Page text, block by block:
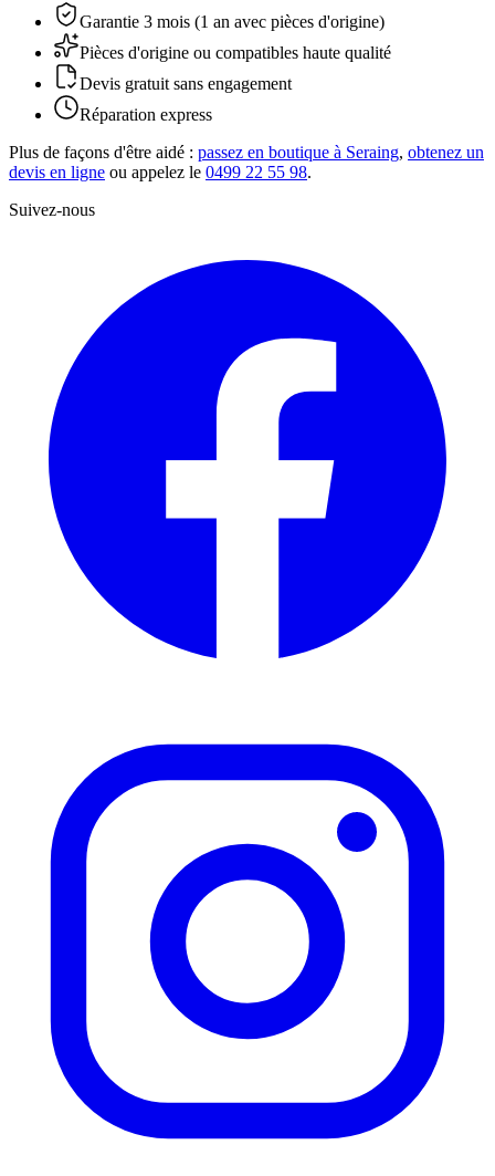
Garantie 3 mois (1 an avec pièces d'origine)
Pièces d'origine ou compatibles haute qualité
Devis gratuit sans engagement
Réparation express
Plus de façons d'être aidé : passez en boutique à Seraing, obtenez un
devis en ligne ou appelez le 0499 22 55 98.
Suivez-nous